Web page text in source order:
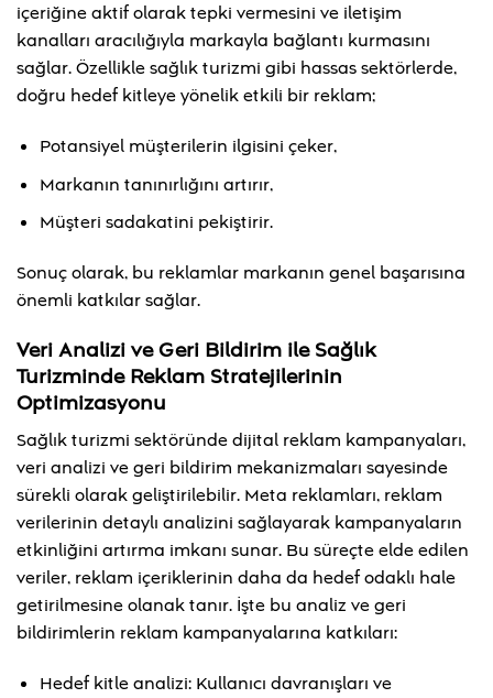
içeriğine aktif olarak tepki vermesini ve iletişim
kanalları aracılığıyla markayla bağlantı kurmasını
sağlar. Özellikle sağlık turizmi gibi hassas sektörlerde,
doğru hedef kitleye yönelik etkili bir reklam;
Potansiyel müşterilerin ilgisini çeker,
Markanın tanınırlığını artırır,
Müşteri sadakatini pekiştirir.
Sonuç olarak, bu reklamlar markanın genel başarısına
önemli katkılar sağlar.
Veri Analizi ve Geri Bildirim ile Sağlık
Turizminde Reklam Stratejilerinin
Optimizasyonu
Sağlık turizmi sektöründe dijital reklam kampanyaları,
veri analizi ve geri bildirim mekanizmaları sayesinde
sürekli olarak geliştirilebilir. Meta reklamları, reklam
verilerinin detaylı analizini sağlayarak kampanyaların
etkinliğini artırma imkanı sunar. Bu süreçte elde edilen
veriler, reklam içeriklerinin daha da hedef odaklı hale
getirilmesine olanak tanır. İşte bu analiz ve geri
bildirimlerin reklam kampanyalarına katkıları:
Hedef kitle analizi: Kullanıcı davranışları ve